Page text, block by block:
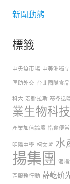
新聞動態
標籤
中央魚市場 中美洲獨
匡助外交 台北國際食
科大 宏都拉斯 寒冬送
業生物科
產業加值論壇 惜食便當
明陽中學 柯文哲 水
揚集團 海
區服務行動 薛屹砎